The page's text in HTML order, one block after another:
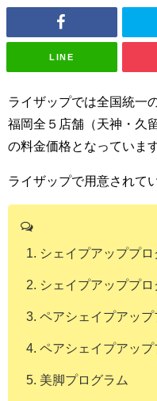
LINE
ライザップでは全国統一
福岡全５店舗（天神・久
の料金価格となっています
ライザップで用意されて
シェイプアッププロ
シェイプアッププロ
ペアシェイプアップ
ペアシェイプアップ
美脚プログラム